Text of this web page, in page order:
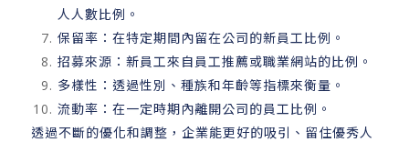
人人數比例。
保留率：在特定期間內留在公司的新員工比例。
招募來源：新員工來自員工推薦或職業網站的比例。
多樣性：透過性別、種族和年齡等指標來衡量。
流動率：在一定時期內離開公司的員工比例。
透過不斷的優化和調整，企業能更好的吸引、留住優秀人